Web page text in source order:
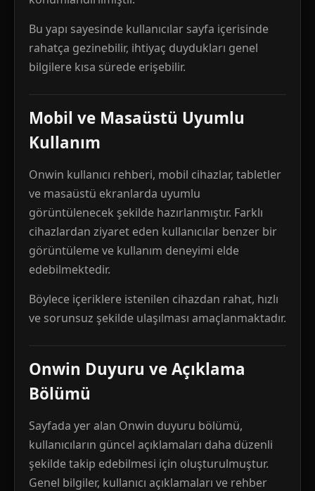
Bu yapı sayesinde kullanıcılar sayfa içerisinde
rahatça gezinebilir, ihtiyaç duydukları genel
bilgilere kısa sürede erişebilir.
Mobil ve Masaüstü Uyumlu
Kullanım
Onwin kullanıcı rehberi, mobil cihazlar, tabletler
ve masaüstü ekranlarda uyumlu
görüntülenecek şekilde hazırlanmıştır. Farklı
cihazlardan ziyaret eden kullanıcılar benzer bir
görüntüleme ve kullanım deneyimi elde
edebilmektedir.
Böylece içeriklere istenilen cihazdan rahat, hızlı
ve sorunsuz şekilde ulaşılması amaçlanmaktadır.
Onwin Duyuru ve Açıklama
Bölümü
Sayfada yer alan Onwin duyuru bölümü,
kullanıcıların güncel açıklamaları daha düzenli
şekilde takip edebilmesi için oluşturulmuştur.
Genel bilgiler, kullanıcı açıklamaları ve rehber